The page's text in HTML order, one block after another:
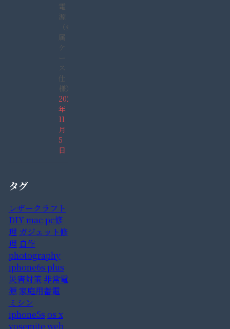
電
源
（金
属
ケ
ー
ス
仕
様）
2021
年
11
月
5
日
タグ
レザークラフト
DIYmac pc修
理 ガジェット修
理 自作
photography
iphone6s plus
災害対策非常電
源 家庭用蓄電
ミシン
iphone5s os x
yosemite web